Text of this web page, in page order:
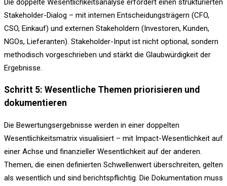
Die doppelte Wesentlichkeitsanalyse erfordert einen strukturierten
Stakeholder-Dialog – mit internen Entscheidungsträgern (CFO,
CSO, Einkauf) und externen Stakeholdern (Investoren, Kunden,
NGOs, Lieferanten). Stakeholder-Input ist nicht optional, sondern
methodisch vorgeschrieben und stärkt die Glaubwürdigkeit der
Ergebnisse.
Schritt 5: Wesentliche Themen priorisieren und
dokumentieren
Die Bewertungsergebnisse werden in einer doppelten
Wesentlichkeitsmatrix visualisiert – mit Impact-Wesentlichkeit auf
einer Achse und finanzieller Wesentlichkeit auf der anderen.
Themen, die einen definierten Schwellenwert überschreiten, gelten
als wesentlich und sind berichtspflichtig. Die Dokumentation muss